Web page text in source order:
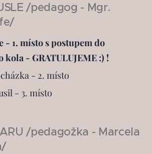
/pedagog - Mgr.
- 1. místo s postupem do
kola - GRATULUJEME :) !
- 2. místo
- 3. místo
/pedagožka - Marcela